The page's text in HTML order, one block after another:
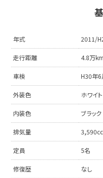
年式 2011/
走行距離 4.8万km
車検 H30年6
外装色 ホワイト
内装色 ブラック
排気量 3,590cc
定員 5名
修復歴 なし